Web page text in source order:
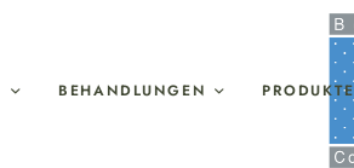
BEHANDLUNGEN PRODUKTE